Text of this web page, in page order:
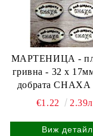
МАРТЕНИЦА -
гривна - 32 х
добрата СНАХА
€1.22
Виж